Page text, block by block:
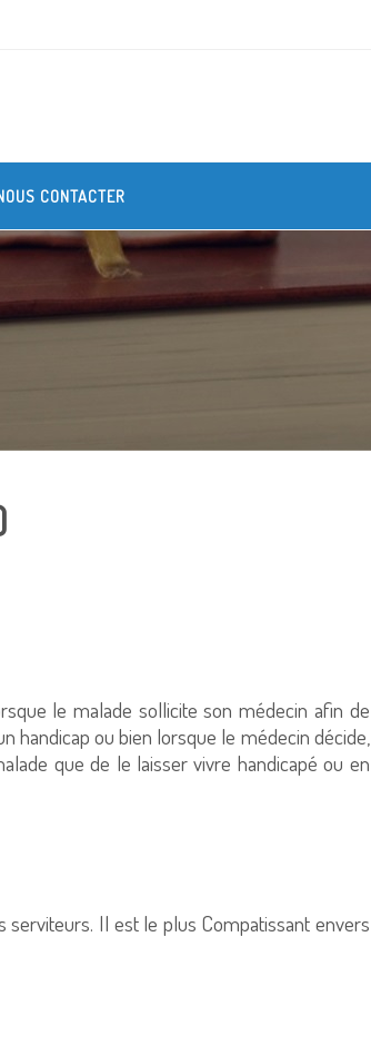
CONTACTER
le malade sollicite son médecin afin de
handicap ou bien lorsque le médecin décide,
que de le laisser vivre handicapé ou en
Il est le plus Compatissant envers